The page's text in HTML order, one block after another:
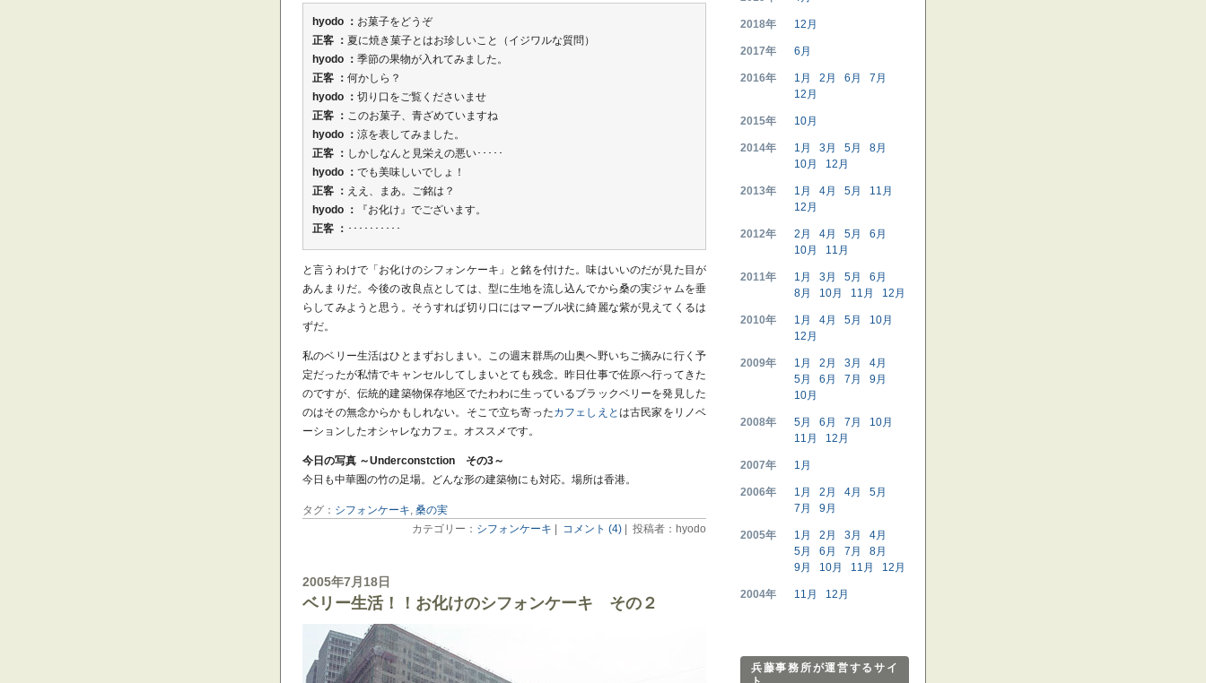
hyodo ： お菓子をどうぞ
正客 ： 夏に焼き菓子とはお珍しいこと（イジワルな質問）
hyodo ： 季節の果物が入れてみました。
正客 ： 何かしら？
hyodo ： 切り口をご覧くださいませ
正客 ： このお菓子、青ざめていますね
hyodo ： 涼を表してみました。
正客 ： しかしなんと見栄えの悪い･････
hyodo ： でも美味しいでしょ！
正客 ： ええ、まあ。ご銘は？
hyodo ：
『お化け』でございます。
正客 ： ･･････････
と言うわけで「お化けのシフォンケーキ」と銘を付けた。味はいいのだが見た目が
あんまりだ。今後の改良点としては、型に生地を流し込んでから桑の実ジャムを垂
らしてみようと思う。そうすれば切り口にはマーブル状に綺麗な紫が見えてくるは
ずだ。
私のベリー生活はひとまずおしまい。この週末群馬の山奥へ野いちご摘みに行く予
定だったが私情でキャンセルしてしまいとても残念。昨日仕事で佐原へ行ってきた
のですが、伝統的建築物保存地区でたわわに生っているブラックベリーを発見した
のはその無念からかもしれない。そこで立ち寄ったカフェしえと は古民家をリノベ
ーションしたオシャレなカフェ。オススメです。
今日の写真 ～Underconstction その3～
今日も中華圏の竹の足場。どんな形の建築物にも対応。場所は香港。
タグ： シフォンケーキ 桑の実
カテゴリー： シフォンケーキ | コメント (4) | 投稿者：hyodo
2005年7月18日
ベリー生活！！お化けのシフォンケーキ その２
2018年 12月
2017年 6月
2016年 1月 2月 6月
7月
12月
2015年 10月
2014年 1月 3月 5月
8月
10月
12月
2013年 1月 4月 5月
11月
12月
2012年 2月 4月 5月
6月
10月
11月
2011年 1月 3月 5月
6月
8月
10月 11月 12月
2010年 1月 4月 5月
10月
12月
2009年 1月 2月 3月
4月
5月
6月 7月
9月
10月
2008年 5月 6月 7月
10月
11月
12月
2007年 1月
2006年 1月 2月 4月
5月
7月
9月
2005年 1月 2月 3月
4月
5月
6月 7月
8月
9月
10月 11月 12月
2004年 11月 12月
兵藤事務所が運営するサイ